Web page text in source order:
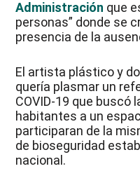
Administración que
personas” donde se
presencia de la
El artista plástico y
quería plasmar un
COVID-19 que buscó
habitantes a un
participaran de la
de bioseguridad
nacional.